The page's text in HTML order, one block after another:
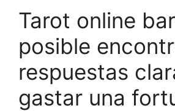
Tarot online
posible
respuestas
gastar una